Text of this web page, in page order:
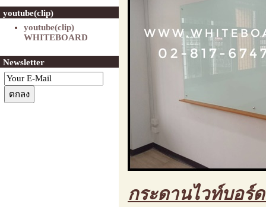
youtube(clip)
youtube(clip)
WHITEBOARD
Newsletter
กระดานไวท์บอร์ด